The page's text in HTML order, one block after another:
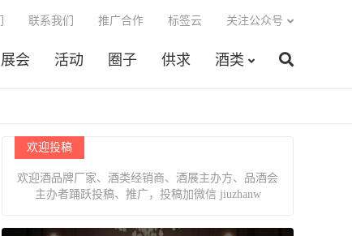
展会 活动 圈子 供求 酒类
联系我们 推广合作 标签云 关注公众号
欢迎投稿
欢迎酒品牌厂家、酒类经销商、酒展主办方、品酒会
主办者踊跃投稿、推广，投稿加微信 jiuzhanw